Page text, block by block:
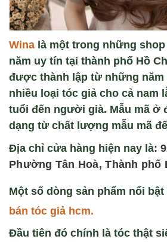
Wina là một trong những
năm uy tín tại thành phố Hồ
được thành lập từ những năm
nhiều loại tóc giả cho cả nam
tuổi đến người già. Mẫu mã ở
dạng từ chất lượng mẫu mã
Địa chỉ cửa hàng hiện nay là:
Phường Tân Hoà, Thành phố
Một số dòng sản phẩm nổi bật
bán tóc giả hcm.
Đầu tiên đó chính là tóc thật